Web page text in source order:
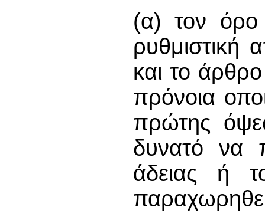
(α) τον όρο
και το
πρόνοια
πρώτης
δυνατό να
άδειας ή